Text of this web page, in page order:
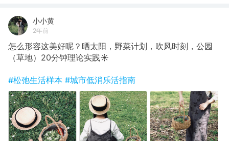
小小黄
2年前
怎么形容这美好呢？晒太阳，野菜计划，吹风时刻，公园
（草地）20分钟理论实践☀️
#松弛生活样本 #城市低消乐活指南